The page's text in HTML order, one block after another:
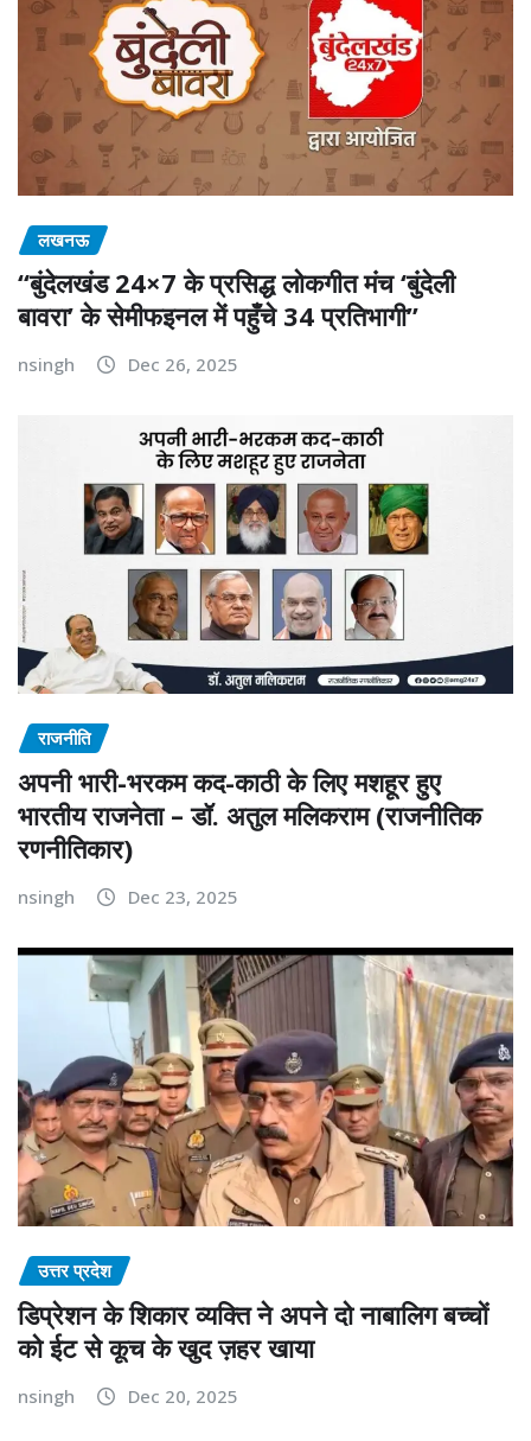
लखनऊ
“बुंदेलखंड 24×7 के प्रसिद्ध लोकगीत मंच ‘बुंदेली
बावरा’ के सेमीफइनल में पहुँचे 34 प्रतिभागी”
nsingh Dec 26, 2025
राजनीति
अपनी भारी-भरकम कद-काठी के लिए मशहूर हुए
भारतीय राजनेता – डॉ. अतुल मलिकराम (राजनीतिक
रणनीतिकार)
nsingh Dec 23, 2025
उत्तर प्रदेश
डिप्रेशन के शिकार व्यक्ति ने अपने दो नाबालिग बच्चों
को ईट से कूच के खुद ज़हर खाया
nsingh